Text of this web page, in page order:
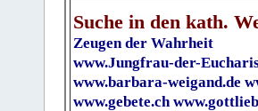
Suche in den kath.
Zeugen der Wahrheit
www.Jungfrau-der-
www.barbara-weigand.de
www.gebete.ch